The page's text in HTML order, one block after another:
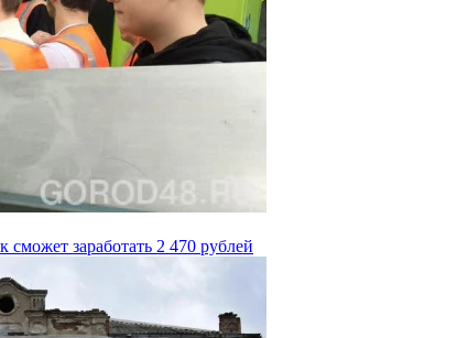
заработать 2 470 рублей